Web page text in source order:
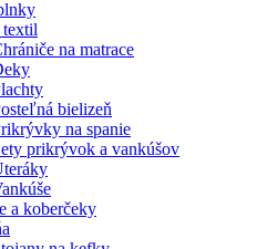
na matrace
bielizeň
na spanie
prikrývok a vankúšov
a koberčeky